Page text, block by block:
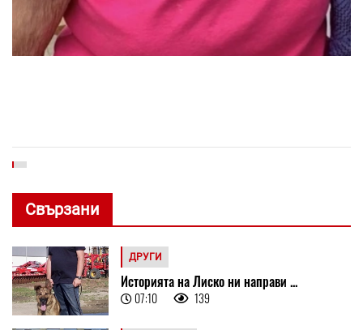
Свързани
ДРУГИ
Историята на Лиско ни направи ...
07:10 139